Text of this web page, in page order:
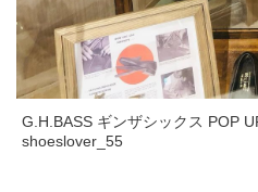
G.H.BASS ギンザシックス POP
shoeslover_55